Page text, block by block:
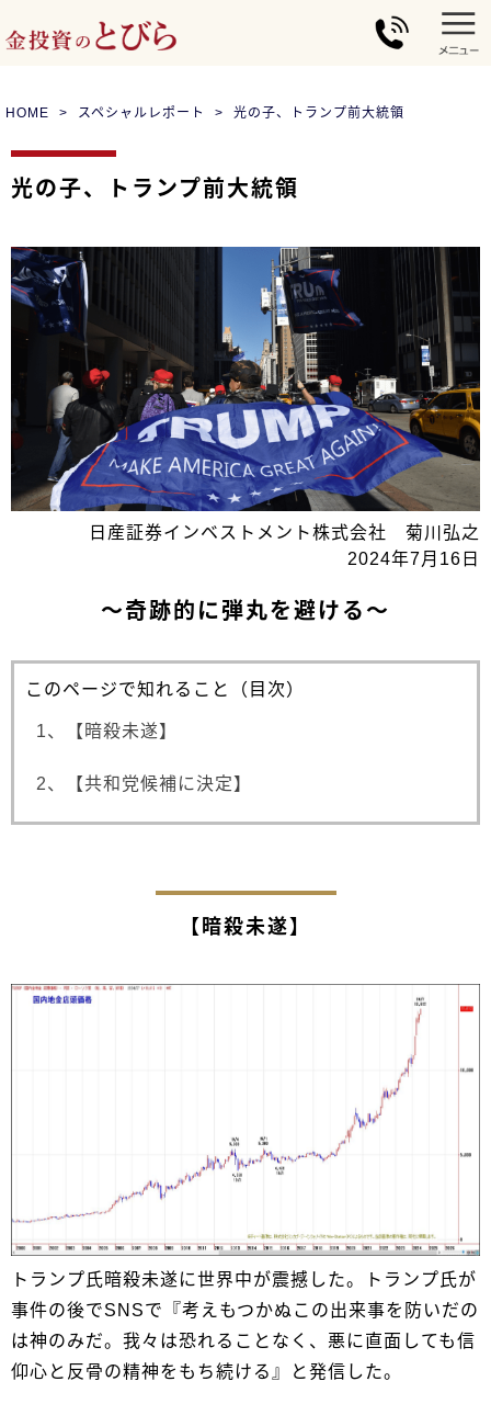
HOME スペシャルレポート 光の子、トランプ前大統領
光の子、トランプ前大統領
日産証券インベストメント株式会社 菊川弘之
2024年7月16日
～奇跡的に弾丸を避ける～
このページで知れること（目次）
1、【暗殺未遂】
2、【共和党候補に決定】
【暗殺未遂】
トランプ氏暗殺未遂に世界中が震撼した。トランプ氏が
事件の後でSNSで『考えもつかぬこの出来事を防いだの
は神のみだ。我々は恐れることなく、悪に直面しても信
仰心と反骨の精神をもち続ける』と発信した。